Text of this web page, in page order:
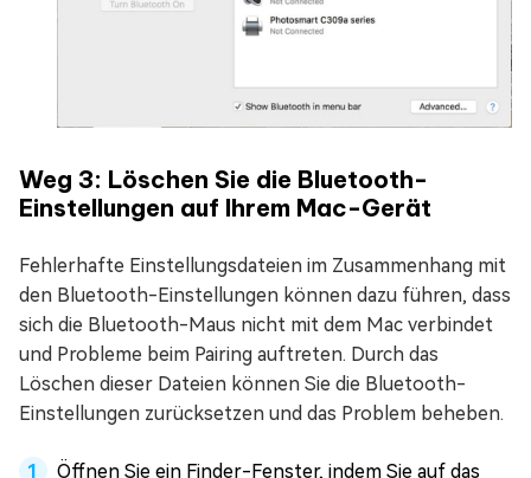
Weg 3: Löschen Sie die Bluetooth-
Einstellungen auf Ihrem Mac-Gerät
Fehlerhafte Einstellungsdateien im Zusammenhang mit
den Bluetooth-Einstellungen können dazu führen, dass
sich die Bluetooth-Maus nicht mit dem Mac verbindet
und Probleme beim Pairing auftreten. Durch das
Löschen dieser Dateien können Sie die Bluetooth-
Einstellungen zurücksetzen und das Problem beheben.
Öffnen Sie ein Finder-Fenster, indem Sie auf das